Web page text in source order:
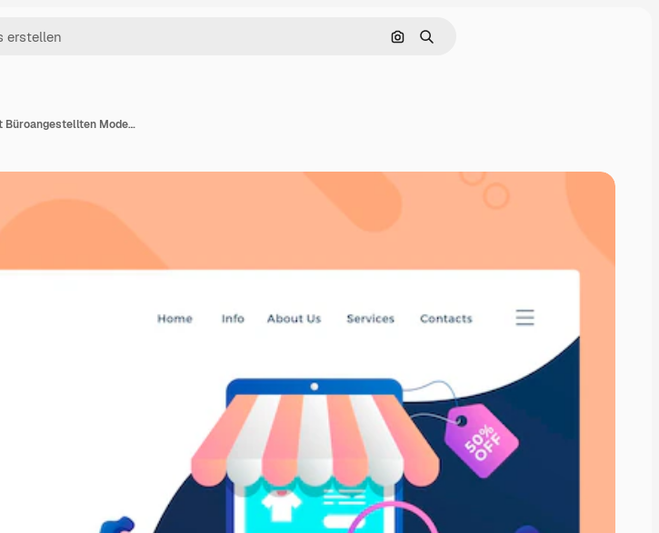
Nach Bild suchen
Suchen
Landing Page Template Marktforschungskonzept mit Büroangestellten Modernes flaches Design Webseitendesign für Website und mobile Website Vektorillustration